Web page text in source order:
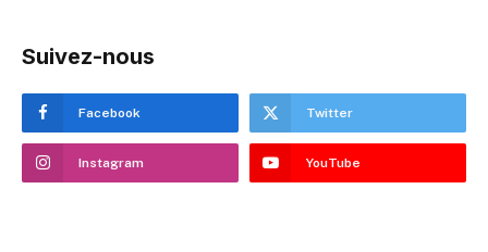
Suivez-nous
Facebook Twitter
Instagram YouTube